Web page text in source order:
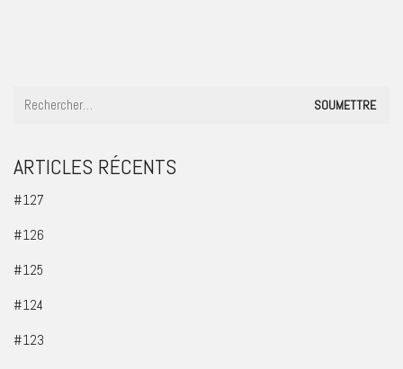
ARTICLES RÉCENTS
#127
#126
#125
#124
#123